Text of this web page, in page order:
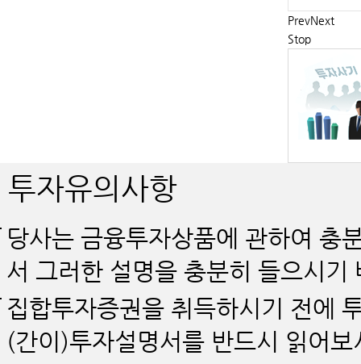
PrevNext
Stop
투자유의사항
당사는 금융투자상품에 관하여 충
서 그러한 설명을 충분히 들으시기
집합투자증권을 취득하시기 전에
(간이)투자설명서를 반드시 읽어